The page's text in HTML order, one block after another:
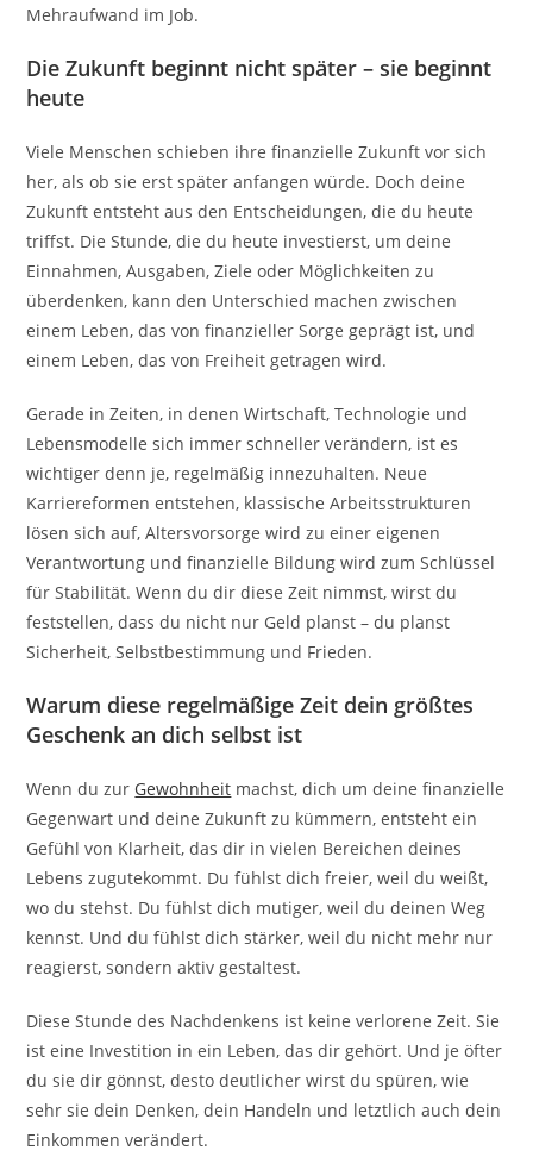
Mehraufwand im Job.
Die Zukunft beginnt nicht später – sie beginnt
heute
Viele Menschen schieben ihre finanzielle Zukunft vor sich
her, als ob sie erst später anfangen würde. Doch deine
Zukunft entsteht aus den Entscheidungen, die du heute
triffst. Die Stunde, die du heute investierst, um deine
Einnahmen, Ausgaben, Ziele oder Möglichkeiten zu
überdenken, kann den Unterschied machen zwischen
einem Leben, das von finanzieller Sorge geprägt ist, und
einem Leben, das von Freiheit getragen wird.
Gerade in Zeiten, in denen Wirtschaft, Technologie und
Lebensmodelle sich immer schneller verändern, ist es
wichtiger denn je, regelmäßig innezuhalten. Neue
Karriereformen entstehen, klassische Arbeitsstrukturen
lösen sich auf, Altersvorsorge wird zu einer eigenen
Verantwortung und finanzielle Bildung wird zum Schlüssel
für Stabilität. Wenn du dir diese Zeit nimmst, wirst du
feststellen, dass du nicht nur Geld planst – du planst
Sicherheit, Selbstbestimmung und Frieden.
Warum diese regelmäßige Zeit dein größtes
Geschenk an dich selbst ist
Wenn du zur Gewohnheit machst, dich um deine finanzielle
Gegenwart und deine Zukunft zu kümmern, entsteht ein
Gefühl von Klarheit, das dir in vielen Bereichen deines
Lebens zugutekommt. Du fühlst dich freier, weil du weißt,
wo du stehst. Du fühlst dich mutiger, weil du deinen Weg
kennst. Und du fühlst dich stärker, weil du nicht mehr nur
reagierst, sondern aktiv gestaltest.
Diese Stunde des Nachdenkens ist keine verlorene Zeit. Sie
ist eine Investition in ein Leben, das dir gehört. Und je öfter
du sie dir gönnst, desto deutlicher wirst du spüren, wie
sehr sie dein Denken, dein Handeln und letztlich auch dein
Einkommen verändert.